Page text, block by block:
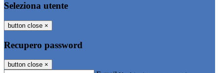
Seleziona utente
button close ×
Recupero password
button close ×